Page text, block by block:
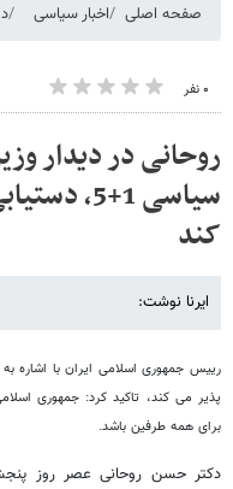
صفحه اصلی اخبار سیاسی
۰ نفر
روحانی در دیدار
سیاسی
کند
ایرنا نوشت:
پذیر می کند، تاکید کرد: جمهوری
برای همه طرفین باشد.
دکتر حسن روحانی عصر روز